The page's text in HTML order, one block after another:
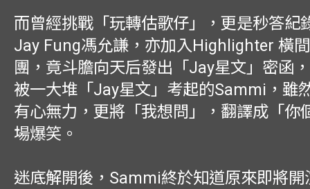
而曾經挑戰「玩轉估歌仔」，更是秒答紀
Jay Fung馮允謙，亦加入Highlighter 橫
團，竟斗膽向天后發出「Jay星文」密函
被一大堆「Jay星文」考起的Sammi，雖
有心無力，更將「我想問」，翻譯成「你
場爆笑。
迷底解開後，Sammi終於知道原來即將開